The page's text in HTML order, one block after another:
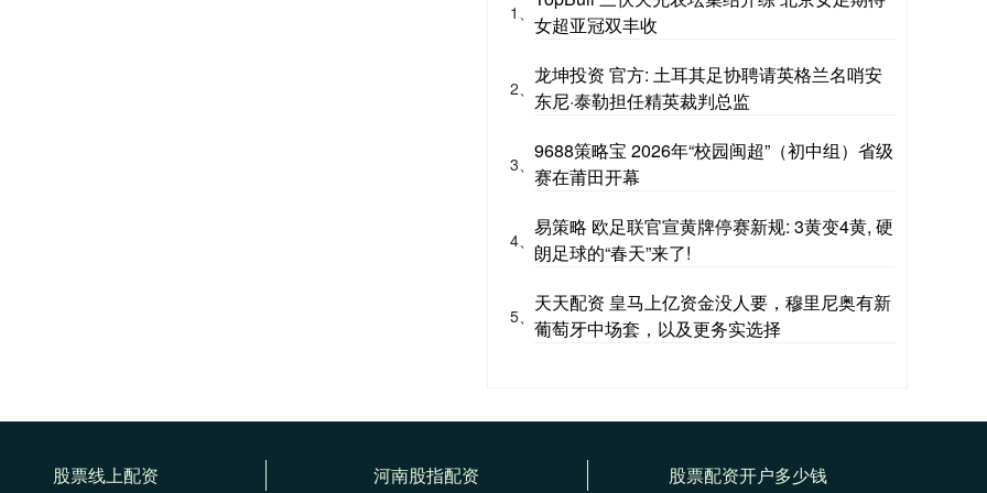
1、 女超亚冠双丰收
2、
龙坤投资 官方: 土耳其足协聘请英格兰名哨安
东尼·泰勒担任精英裁判总监
3、
9688策略宝 2026年“校园闽超”（初中组）省级
赛在莆田开幕
4、
易策略 欧足联官宣黄牌停赛新规: 3黄变4黄, 硬
朗足球的“春天”来了!
5、
天天配资 皇马上亿资金没人要，穆里尼奥有新
葡萄牙中场套，以及更务实选择
股票线上配资 河南股指配资 股票配资开户多少钱